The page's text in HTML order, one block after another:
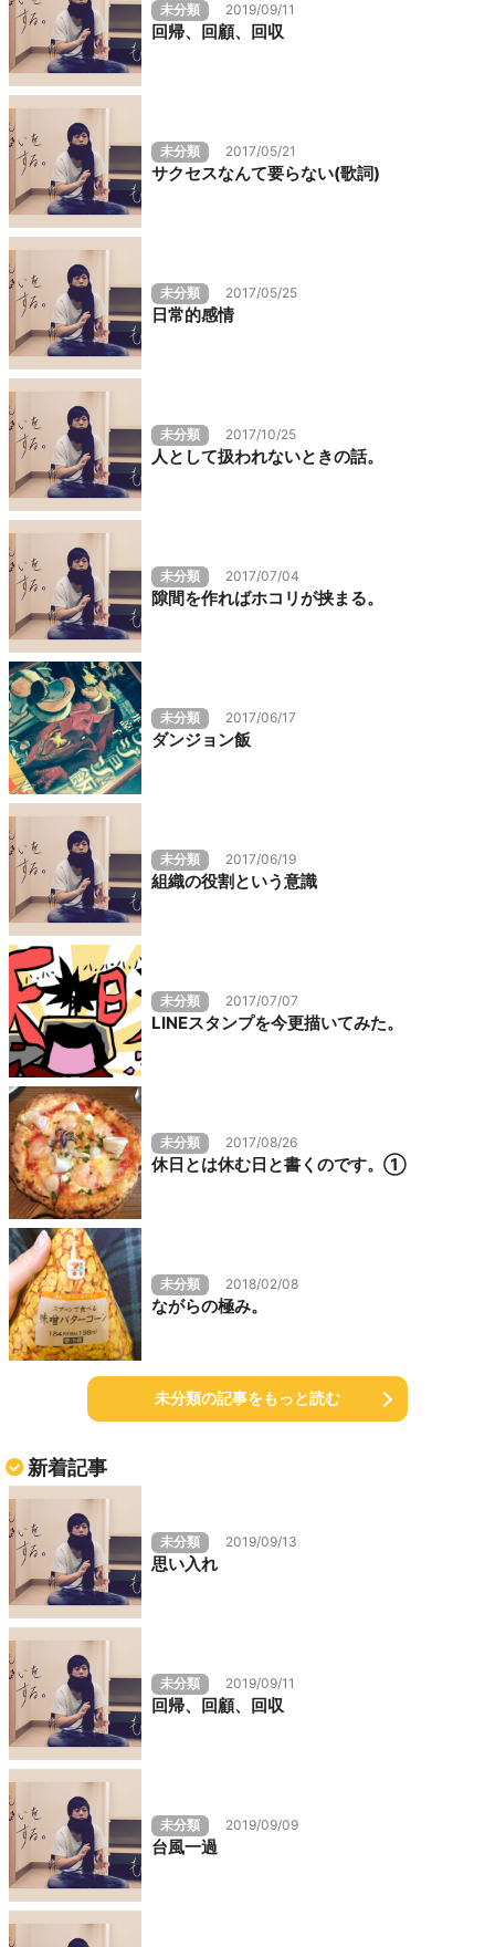
未分類 2019/09/11
回帰、回顧、回収
未分類 2017/05/21
サクセスなんて要らない(歌詞)
未分類 2017/05/25
日常的感情
未分類 2017/10/25
人として扱われないときの話。
未分類 2017/07/04
隙間を作ればホコリが挟まる。
未分類 2017/06/17
ダンジョン飯
未分類 2017/06/19
組織の役割という意識
未分類 2017/07/07
LINEスタンプを今更描いてみた。
未分類 2017/08/26
休日とは休む日と書くのです。①
未分類 2018/02/08
ながらの極み。
未分類の記事をもっと読む
新着記事
未分類 2019/09/13
思い入れ
未分類 2019/09/11
回帰、回顧、回収
未分類 2019/09/09
台風一過